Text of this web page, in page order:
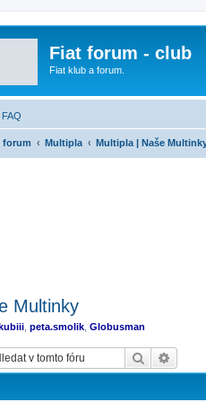
Fiat forum - club
Fiat klub a forum.
FAQ
forum Multipla Multipla | Naše
Multinky
peta.smolik Globusman
Hledat